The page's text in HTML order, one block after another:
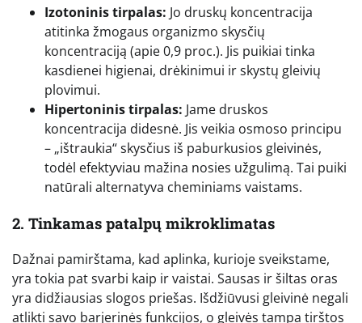
Izotoninis tirpalas: Jo druskų koncentracija
atitinka žmogaus organizmo skysčių
koncentraciją (apie 0,9 proc.). Jis puikiai tinka
kasdienei higienai, drėkinimui ir skystų gleivių
plovimui.
Hipertoninis tirpalas: Jame druskos
koncentracija didesnė. Jis veikia osmoso principu
– „ištraukia“ skysčius iš paburkusios gleivinės,
todėl efektyviau mažina nosies užgulimą. Tai puiki
natūrali alternatyva cheminiams vaistams.
2. Tinkamas patalpų mikroklimatas
Dažnai pamirštama, kad aplinka, kurioje sveikstame,
yra tokia pat svarbi kaip ir vaistai. Sausas ir šiltas oras
yra didžiausias slogos priešas. Išdžiūvusi gleivinė negali
atlikti savo barjerinės funkcijos, o gleivės tampa tirštos